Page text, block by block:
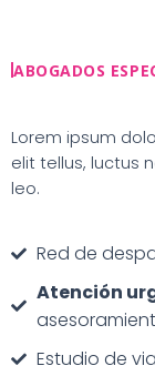
contenido
ABOGADOS
Lorem ipsum
elit tellus, luctus
leo.
Red de
Atención
Estudio de